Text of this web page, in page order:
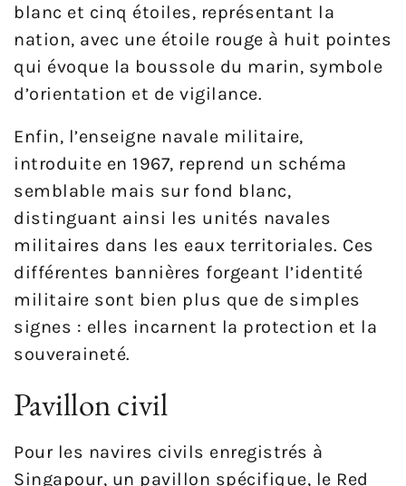
blanc et cinq étoiles, représentant la
nation, avec une étoile rouge à huit pointes
qui évoque la boussole du marin, symbole
d’orientation et de vigilance.
Enfin, l’enseigne navale militaire,
introduite en 1967, reprend un schéma
semblable mais sur fond blanc,
distinguant ainsi les unités navales
militaires dans les eaux territoriales. Ces
différentes bannières forgeant l’identité
militaire sont bien plus que de simples
signes : elles incarnent la protection et la
souveraineté.
Pavillon civil
Pour les navires civils enregistrés à
Singapour, un pavillon spécifique, le Red